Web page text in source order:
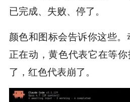
已完成、失败、停了。
颜色和图标会告诉你这些
正在动，黄色代表它在等
了，红色代表崩了。